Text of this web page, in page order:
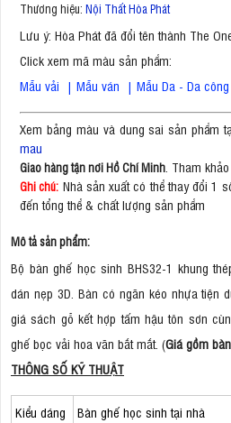
Thương hiệu: Nội Thất Hòa Phát
Lưu ý: Hòa Phát đã đổi tên thành The
Click xem mã màu sản phẩm:
Mẫu vải | Mẫu ván | Mẫu Da - Da
Xem bảng màu và dung sai sản phẩm
mau
Giao hàng tận nơi Hồ Chí Minh . Tham khảo
Ghi chú: Nhà sản xuất có thể thay đổi 1
đến tổng thể & chất lượng sản phẩm
Mô tả sản phẩm:
Bộ bàn ghế học sinh BHS32-1 khung
dán nẹp 3D. Bàn có ngăn kéo nhựa tiện
giá sách gỗ kết hợp tấm hậu tôn sơn
ghế bọc vải hoa văn bắt mắt. (Giá gồm
THÔNG SỐ KỸ THUẬT
Kiểu dáng
Bàn ghế học sinh tại nhà